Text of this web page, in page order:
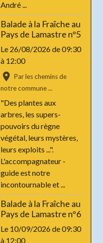
André ...
Balade à la Fraîche au
Pays de Lamastre n°5
Le 26/08/2026de 09:30
à 12:00
Par les chemins de
notre commune ...
"Des plantes aux
arbres, les supers-
pouvoirs du règne
végétal, leurs mystères,
leurs exploits ...".
L'accompagnateur -
guide est notre
incontournable et ...
Balade à la Fraîche au
Pays de Lamastre n°6
Le 10/09/2026de 09:30
à 12:00